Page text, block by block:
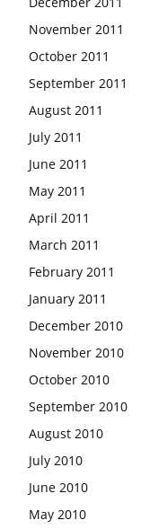
November 2011
October 2011
September 2011
August 2011
July 2011
June 2011
May 2011
April 2011
March 2011
February 2011
January 2011
December 2010
November 2010
October 2010
September 2010
August 2010
July 2010
June 2010
May 2010